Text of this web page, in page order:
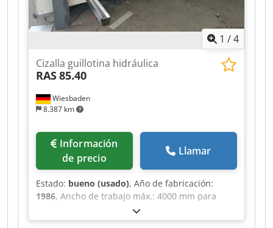
de pantalla táctil TC15: sujeción de chapa
metálica, ajuste automático del espacio de corte
1 /4
Wiesbaden
8.387 km
Cizalla guillotina hidráulica
RAS85.40
de precio
Llamar
Estado: bueno (usado), Año de fabricación:
1986, Ancho de trabajo máx.: 4000 mm para
chapas con resistencia de 40 kg hasta: 3 mm
ancho de mesa: 470 mm Djdpfx Afey A Eg Ujtjkr